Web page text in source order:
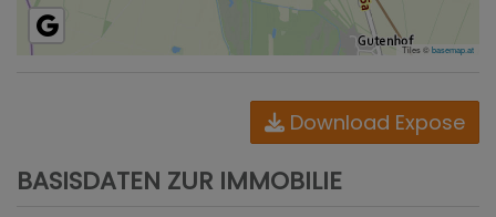
Tiles ©basemap.at
Download Expose
BASISDATEN ZUR IMMOBILIE